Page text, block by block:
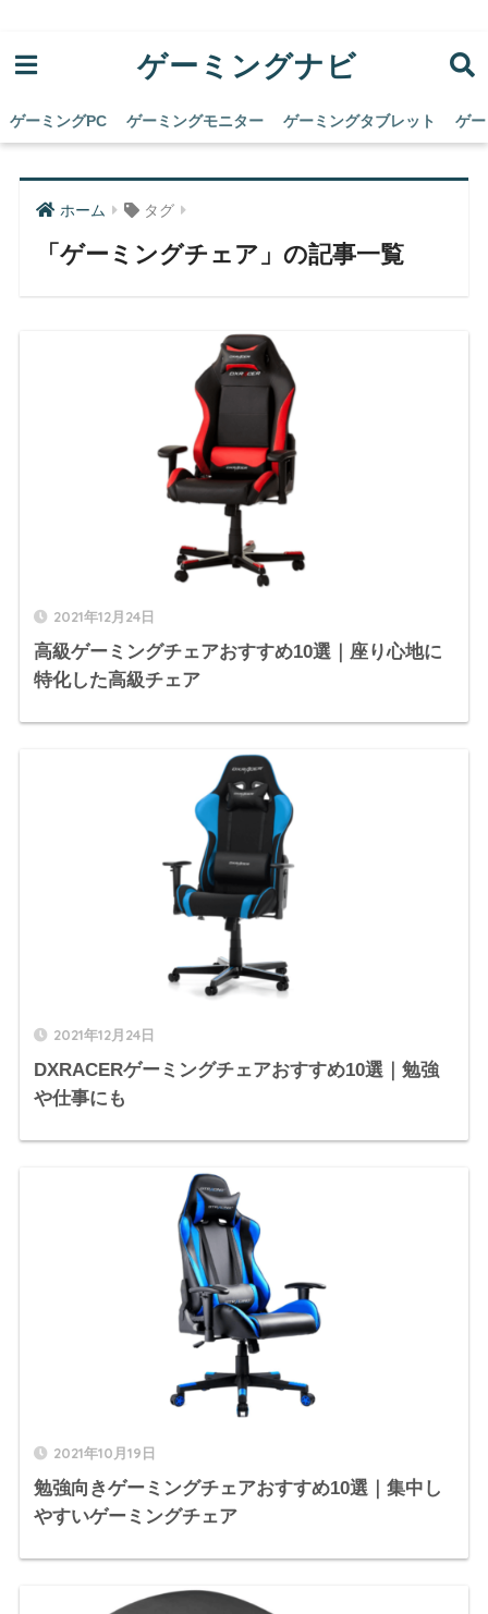
ゲーミングナビ
ゲーミングPC ゲーミングモニター ゲーミングタブレット ゲ
ホーム タグ
「ゲーミングチェア」の記事一覧
2021年12月24日
高級ゲーミングチェアおすすめ10選｜座り心地に
特化した高級チェア
2021年12月24日
DXRACERゲーミングチェアおすすめ10選｜勉強
や仕事にも
2021年10月19日
勉強向きゲーミングチェアおすすめ10選｜集中し
やすいゲーミングチェア